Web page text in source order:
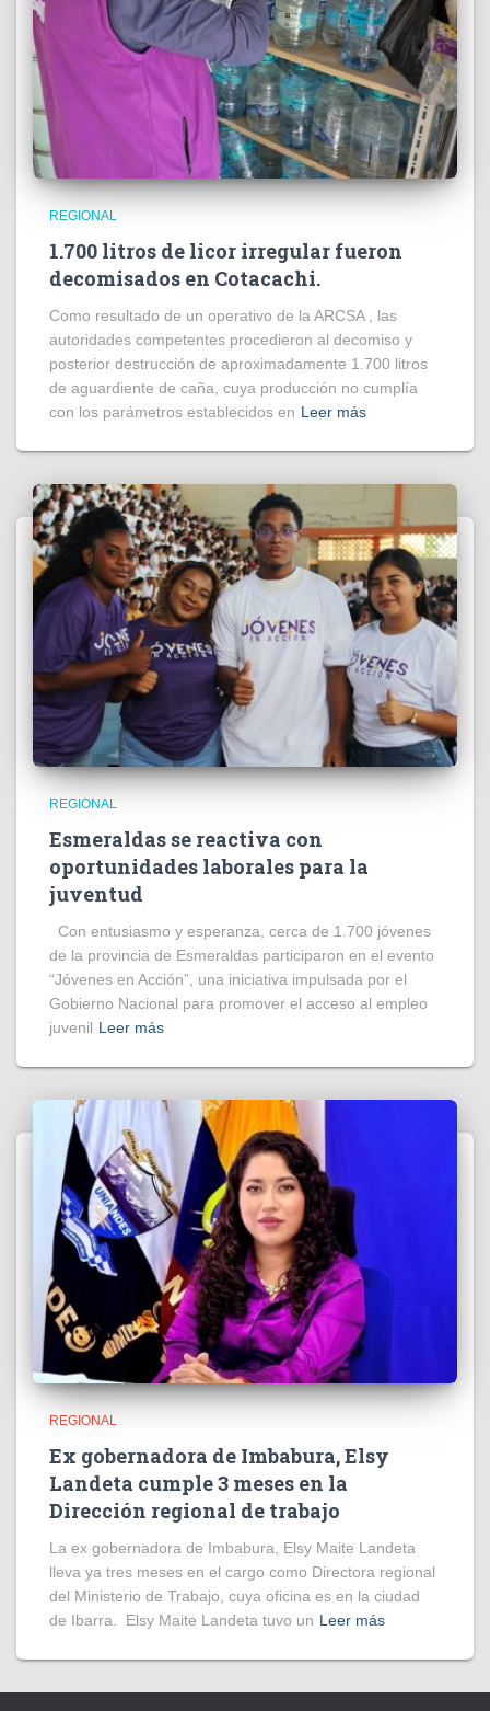
REGIONAL
1.700 litros de licor irregular fueron
decomisados en Cotacachi.
Como resultado de un operativo de la ARCSA , las
autoridades competentes procedieron al decomiso y
posterior destrucción de aproximadamente 1.700 litros
de aguardiente de caña, cuya producción no cumplía
con los parámetros establecidos en Leer más
REGIONAL
Esmeraldas se reactiva con
oportunidades laborales para la
juventud
Con entusiasmo y esperanza, cerca de 1.700 jóvenes
de la provincia de Esmeraldas participaron en el evento
“Jóvenes en Acción”, una iniciativa impulsada por el
Gobierno Nacional para promover el acceso al empleo
juvenil Leer más
REGIONAL
Ex gobernadora de Imbabura, Elsy
Landeta cumple 3 meses en la
Dirección regional de trabajo
La ex gobernadora de Imbabura, Elsy Maite Landeta
lleva ya tres meses en el cargo como Directora regional
del Ministerio de Trabajo, cuya oficina es en la ciudad
de Ibarra. Elsy Maite Landeta tuvo un Leer más